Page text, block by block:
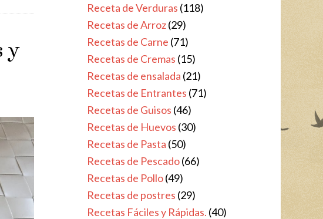
y
Receta de Verduras (118)
Recetas de Arroz(29)
Recetas de Carne (71)
Recetas de Cremas (15)
Recetas de ensalada (21)
Recetas de Entrantes (71)
Recetas de Guisos (46)
Recetas de Huevos (30)
Recetas de Pasta (50)
Recetas de Pescado(66)
Recetas de Pollo(49)
Recetas de postres (29)
Recetas Fáciles y Rápidas. (40)